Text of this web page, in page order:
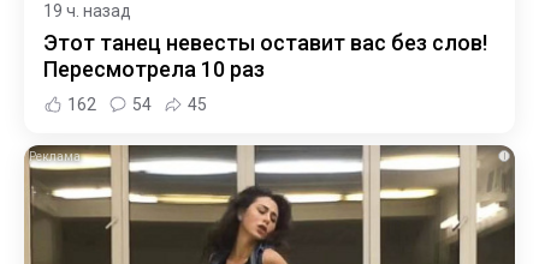
19 ч. назад
Этот танец невесты оставит вас без слов!
Пересмотрела 10 раз
162 54 45
i